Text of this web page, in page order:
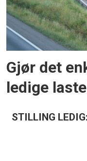
Gjør det
ledige
STILLING LEDIG: